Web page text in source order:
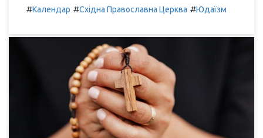
#Календар #Східна Православна Церква #Юдаїзм